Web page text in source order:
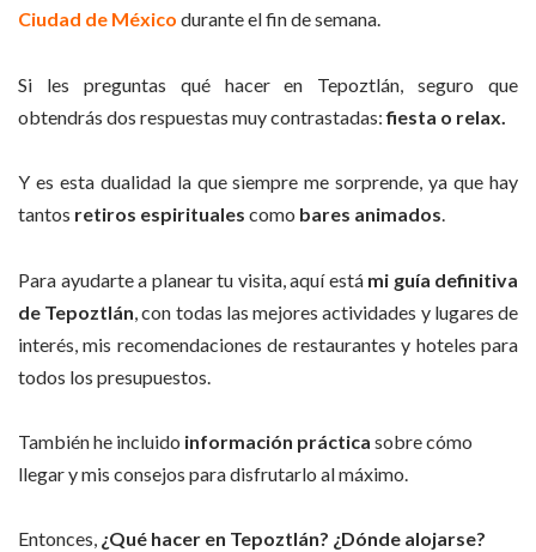
Ciudad de México durante el fin de semana.
Si les preguntas qué hacer en Tepoztlán, seguro que
obtendrás dos respuestas muy contrastadas:fiesta o relax.
Y es esta dualidad la que siempre me sorprende, ya que hay
tantos retiros espirituales como bares animados.
Para ayudarte a planear tu visita, aquí está mi guía definitiva
de Tepoztlán , con todas las mejores actividades y lugares de
interés, mis recomendaciones de restaurantes y hoteles para
todos los presupuestos.
También he incluido información práctica sobre cómo
llegar y mis consejos para disfrutarlo al máximo.
Entonces, ¿Qué hacer en Tepoztlán? ¿Dónde alojarse?